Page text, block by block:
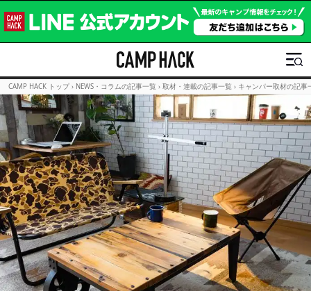
CAMP HACK トップ › NEWS・コラムの記事一覧 › 取材・連載の記事一覧 › キャンパー取材の記事